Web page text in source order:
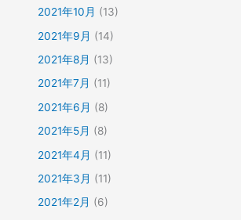
2021年10月 (13)
2021年9月 (14)
2021年8月 (13)
2021年7月 (11)
2021年6月 (8)
2021年5月 (8)
2021年4月 (11)
2021年3月 (11)
2021年2月 (6)